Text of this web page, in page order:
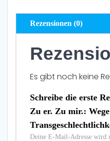
Rezensionen (0)
Es gibt noch keine
Schreibe die erste
Zu er. Zu mir.:
Deine E-Mail-Adresse wird